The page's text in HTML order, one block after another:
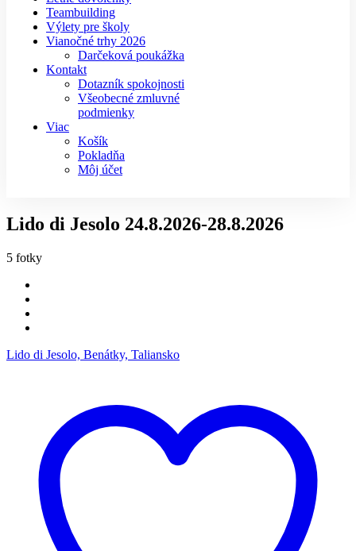
Teambuilding
Výlety pre školy
Vianočné trhy 2026
Darčeková poukážka
Kontakt
Dotazník spokojnosti
Všeobecné zmluvné
podmienky
Viac
Košík
Pokladňa
Môj účet
Lido di Jesolo 24.8.2026-28.8.2026
5 fotky
Lido di Jesolo, Benátky, Taliansko